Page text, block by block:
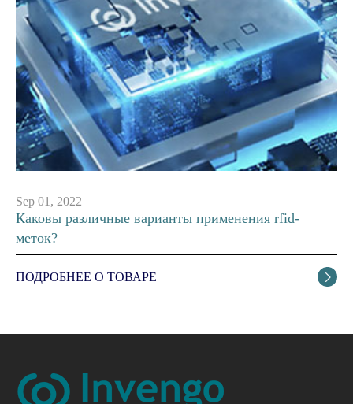
Sep 01, 2022
Каковы различные варианты применения rfid-
меток?
ПОДРОБНЕЕ О ТОВАРЕ 